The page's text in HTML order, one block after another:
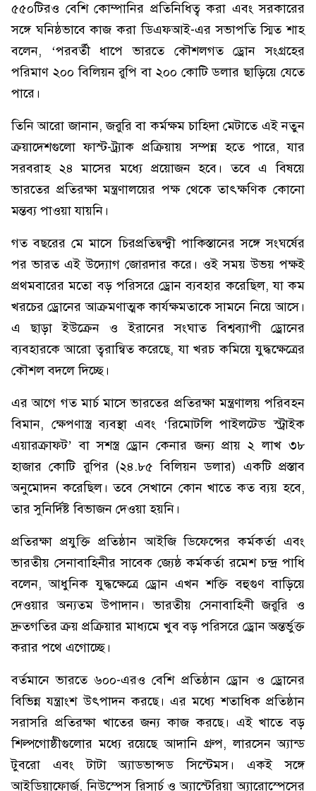
৫৫০টিরও বেশি কোম্পানির প্রতিনিধিত্ব করা এবং সরকারের
সঙ্গে ঘনিষ্ঠভাবে কাজ করা ডিএফআই-এর সভাপতি স্মিত শাহ
বলেন, ‘পরবর্তী ধাপে ভারতে কৌশলগত ড্রোন সংগ্রহের
পরিমাণ ২০০ বিলিয়ন রুপি বা ২০০ কোটি ডলার ছাড়িয়ে যেতে
পারে।
তিনি আরো জানান, জরুরি বা কর্মক্ষম চাহিদা মেটাতে এই নতুন
ক্রয়াদেশগুলো ফাস্ট-ট্র্যাক প্রক্রিয়ায় সম্পন্ন হতে পারে, যার
সরবরাহ ২৪ মাসের মধ্যে প্রয়োজন হবে। তবে এ বিষয়ে
ভারতের প্রতিরক্ষা মন্ত্রণালয়ের পক্ষ থেকে তাৎক্ষণিক কোনো
মন্তব্য পাওয়া যায়নি।
গত বছরের মে মাসে চিরপ্রতিদ্বন্দ্বী পাকিস্তানের সঙ্গে সংঘর্ষের
পর ভারত এই উদ্যোগ জোরদার করে। ওই সময় উভয় পক্ষই
প্রথমবারের মতো বড় পরিসরে ড্রোন ব্যবহার করেছিল, যা কম
খরচের ড্রোনের আক্রমণাত্মক কার্যক্ষমতাকে সামনে নিয়ে আসে।
এ ছাড়া ইউক্রেন ও ইরানের সংঘাত বিশ্বব্যাপী ড্রোনের
ব্যবহারকে আরো ত্বরান্বিত করেছে, যা খরচ কমিয়ে যুদ্ধক্ষেত্রের
কৌশল বদলে দিচ্ছে।
এর আগে গত মার্চ মাসে ভারতের প্রতিরক্ষা মন্ত্রণালয় পরিবহন
বিমান, ক্ষেপণাস্ত্র ব্যবস্থা এবং ‘রিমোটলি পাইলটেড স্ট্রাইক
এয়ারক্রাফট’ বা সশস্ত্র ড্রোন কেনার জন্য প্রায় ২ লাখ ৩৮
হাজার কোটি রুপির (২৪.৮৫ বিলিয়ন ডলার) একটি প্রস্তাব
অনুমোদন করেছিল। তবে সেখানে কোন খাতে কত ব্যয় হবে,
তার সুনির্দিষ্ট বিভাজন দেওয়া হয়নি।
প্রতিরক্ষা প্রযুক্তি প্রতিষ্ঠান আইজি ডিফেন্সের কর্মকর্তা এবং
ভারতীয় সেনাবাহিনীর সাবেক জ্যেষ্ঠ কর্মকর্তা রমেশ চন্দ্র পাধি
বলেন, আধুনিক যুদ্ধক্ষেত্রে ড্রোন এখন শক্তি বহুগুণ বাড়িয়ে
দেওয়ার অন্যতম উপাদান। ভারতীয় সেনাবাহিনী জরুরি ও
দ্রুতগতির ক্রয় প্রক্রিয়ার মাধ্যমে খুব বড় পরিসরে ড্রোন অন্তর্ভুক্ত
করার পথে এগোচ্ছে।
বর্তমানে ভারতে ৬০০-এরও বেশি প্রতিষ্ঠান ড্রোন ও ড্রোনের
বিভিন্ন যন্ত্রাংশ উৎপাদন করছে। এর মধ্যে শতাধিক প্রতিষ্ঠান
সরাসরি প্রতিরক্ষা খাতের জন্য কাজ করছে। এই খাতে বড়
শিল্পগোষ্ঠীগুলোর মধ্যে রয়েছে আদানি গ্রুপ, লারসেন অ্যান্ড
টুবরো এবং টাটা অ্যাডভান্সড সিস্টেমস। একই সঙ্গে
আইডিয়াফোর্জ, নিউস্পেস রিসার্চ ও অ্যাস্টেরিয়া অ্যারোস্পেসের